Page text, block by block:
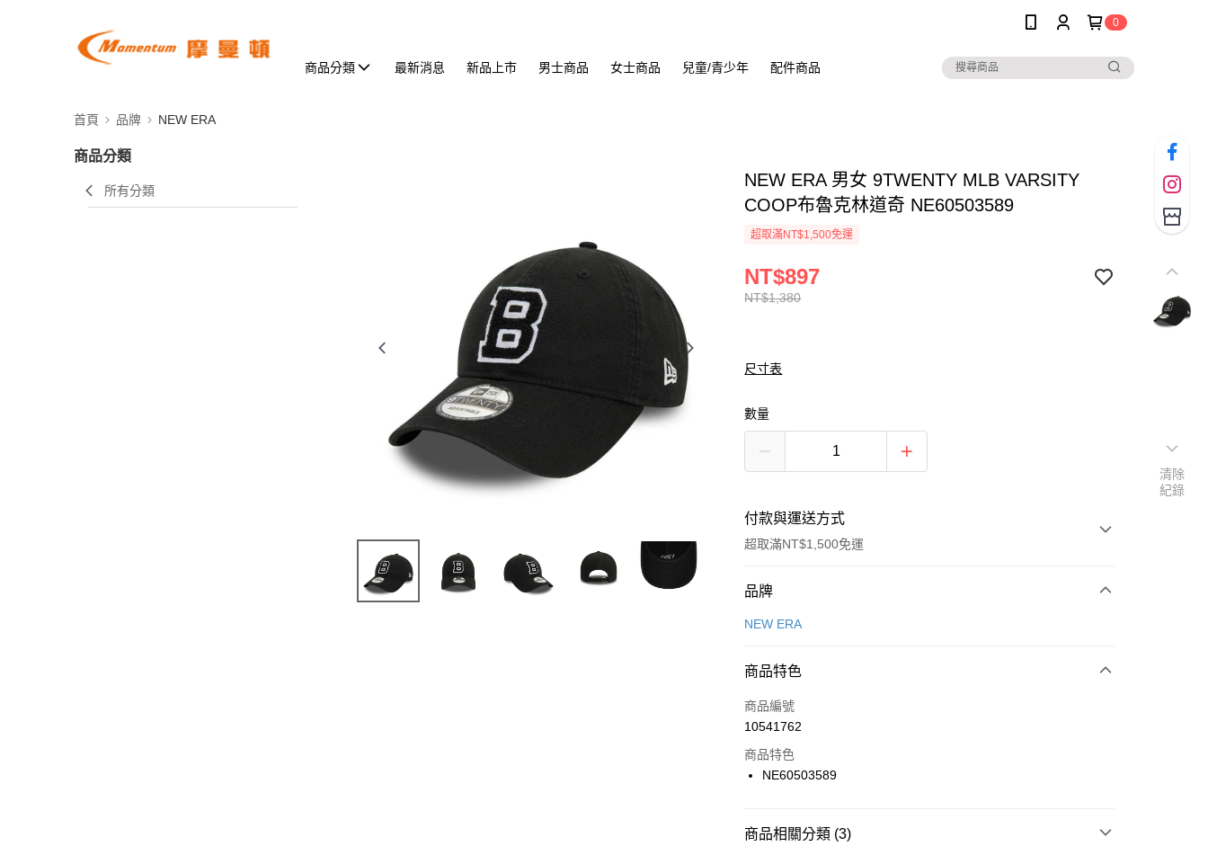
0
商品分類 最新消息 新品上市 男士商品 女士商品 兒童/青少年 配件商品
首頁 品牌 NEW ERA
商品分類
所有分類
NEW ERA 男女 9TWENTY MLB VARSITY
COOP布魯克林道奇 NE60503589
超取滿NT$1,500免運
NT$1,380
NT$897
尺寸表
數量
付款與運送方式
超取滿NT$1,500免運
付款方式
信用卡一次付款
合作金庫商業銀行
華南商業銀行
上海商業儲蓄銀行
國泰世華商業銀行
聯邦商業銀行
LINE Pay
Apple Pay
品牌
NEW ERA
商品特色
商品編號
10541762
商品特色
NE60503589
商品相關分類 (3)
清除
紀錄